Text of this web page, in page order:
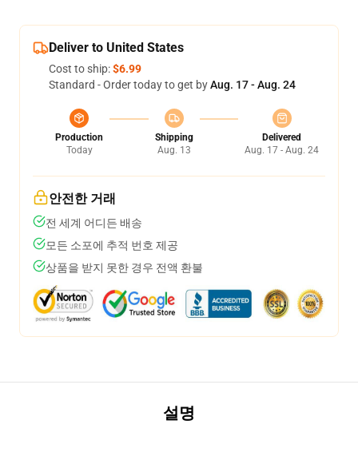
Deliver to United States
Cost to ship:$6.99
Standard - Order today to get byAug. 17 - Aug. 24
Production
Today
Shipping
Aug. 13
Delivered
Aug. 17 - Aug. 24
안전한 거래
전 세계 어디든 배송
모든 소포에 추적 번호 제공
상품을 받지 못한 경우 전액 환불
설명